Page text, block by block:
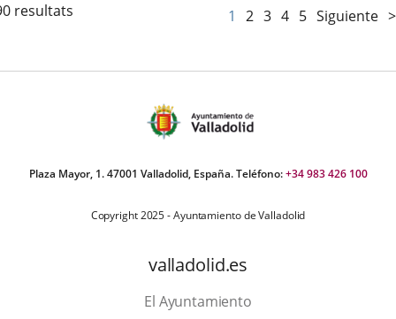
resultats 1 2 3 4 5 Siguiente
Plaza Mayor, 1. 47001 Valladolid, España. Teléfono:+34 983 426 100
Copyright 2025 - Ayuntamiento de Valladolid
valladolid.es
El Ayuntamiento